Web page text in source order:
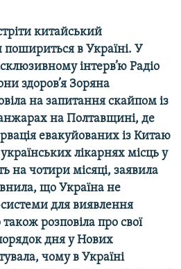
китайський
пошириться в Україні. У
інтерв’ю Радіо
здоров’я Зоряна
на запитання скайпом із
на Полтавщині, де
евакуйованих із Китаю
лікарнях місць у
на чотири місяці, заявила
що Україна не
системи для виявлення
розповіла про свої
дня у Нових
чому в Україні